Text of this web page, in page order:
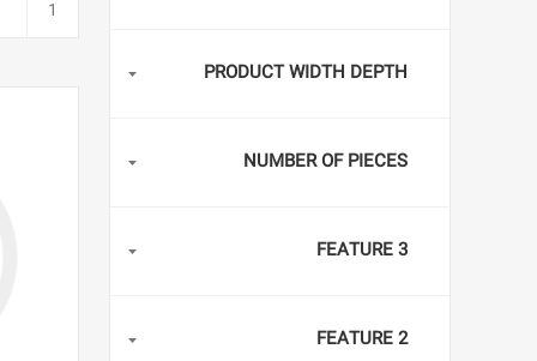
PRODUCT WIDTH DEPTH
NUMBER OF PIECES
FEATURE 3
FEATURE 2